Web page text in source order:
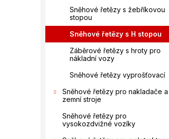
Sněhové řetězy s žebříkovou
stopou
Sněhové řetězy s H stopou
Záběrové řetězy s hroty pro
nákladní vozy
Sněhové řetězy vyprošťovací
Sněhové řetězy pro nakladače a
zemní stroje
Sněhové řetězy pro
vysokozdvižné vozíky